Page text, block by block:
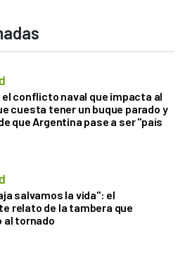
conflicto naval que impacta al
cuesta tener un buque parado y
que Argentina pase a ser "país
salvamos la vida": el
relato de la tambera que
al tornado